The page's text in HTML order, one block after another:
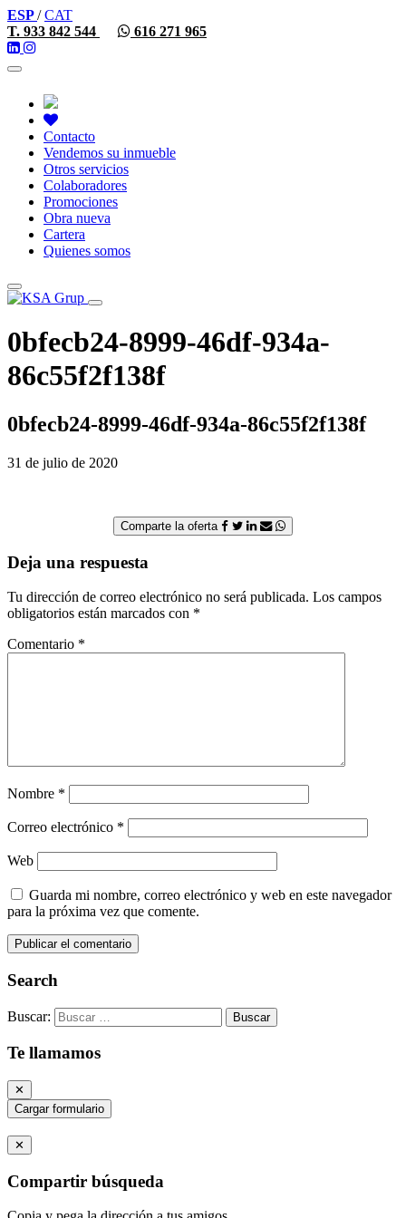
ESP/CAT
T. 933 842 544
616 271 965
Toggle
Contacto
Vendemos su inmueble
Otros servicios
Colaboradores
Promociones
Obra nueva
Cartera
Quienes somos
Toggle
navigation
0bfecb24-8999-46df-934a-
86c55f2f138f
0bfecb24-8999-46df-934a-86c55f2f138f
31 de julio de 2020
Comparte la oferta
Deja una respuesta
Tu dirección de correo electrónico no será publicada. Los campos
obligatorios están marcados con *
Comentario *
Nombre *
Correo electrónico *
Web
Guarda mi nombre, correo electrónico y web en este navegador
para la próxima vez que comente.
Search
Buscar:
Te llamamos
✕
Cargar formulario
✕
Compartir búsqueda